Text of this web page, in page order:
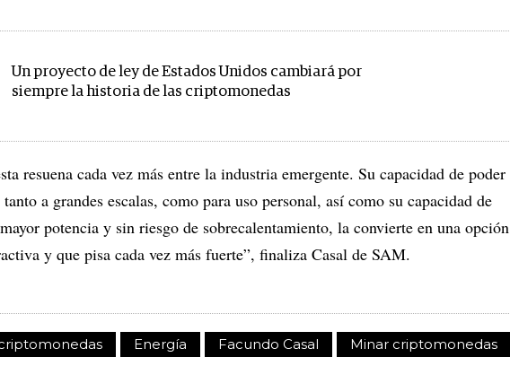
Un proyecto de ley de Estados Unidos cambiará por
siempre la historia de las criptomonedas
resuena cada vez más entre la industria emergente. Su capacidad de poder
a grandes escalas, como para uso personal, así como su capacidad de
potencia y sin riesgo de sobrecalentamiento, la convierte en una opción
y que pisa cada vez más fuerte”, finaliza Casal de SAM.
Energía Facundo Casal Minar criptomonedas